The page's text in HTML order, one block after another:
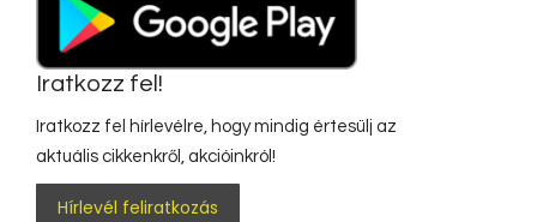
Iratkozz fel!
Iratkozz fel hírlevélre, hogy mindig értesülj az
aktuális cikkenkről, akcióinkról!
Hírlevél feliratkozás